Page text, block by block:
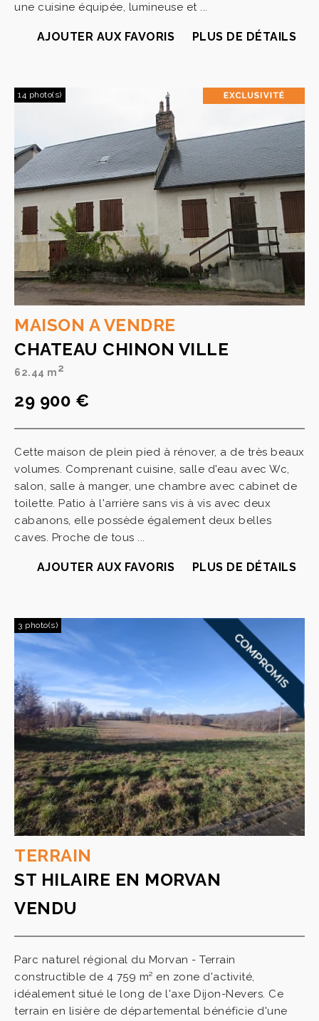
une cuisine équipée, lumineuse et ...
AJOUTER AUX FAVORIS PLUS DE DÉTAILS
14 photo(s)
MAISON A VENDRE
CHATEAU CHINON VILLE
62.44 m2
29 900 €
Cette maison de plein pied à rénover, a de très beaux
volumes. Comprenant cuisine, salle d'eau avec Wc,
salon, salle à manger, une chambre avec cabinet de
toilette. Patio à l'arrière sans vis à vis avec deux
cabanons, elle possède également deux belles
caves. Proche de tous ...
AJOUTER AUX FAVORIS PLUS DE DÉTAILS
3 photo(s)
TERRAIN
ST HILAIRE EN MORVAN
VENDU
Parc naturel régional du Morvan - Terrain
constructible de 4 759 m² en zone d'activité,
idéalement situé le long de l'axe Dijon-Nevers. Ce
terrain en lisière de départemental bénéficie d'une